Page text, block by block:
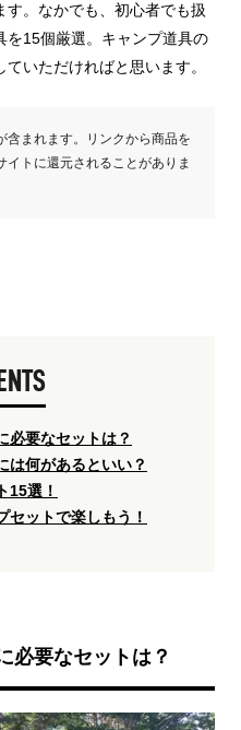
す。なかでも、初心者でも扱
を15個厳選。キャンプ道具の
いただければと思います。
含まれます。リンクから商品を
トに還元されることがありま
必要なセットは？
は何があるといい？
15選！
セットで楽しもう！
必要なセットは？